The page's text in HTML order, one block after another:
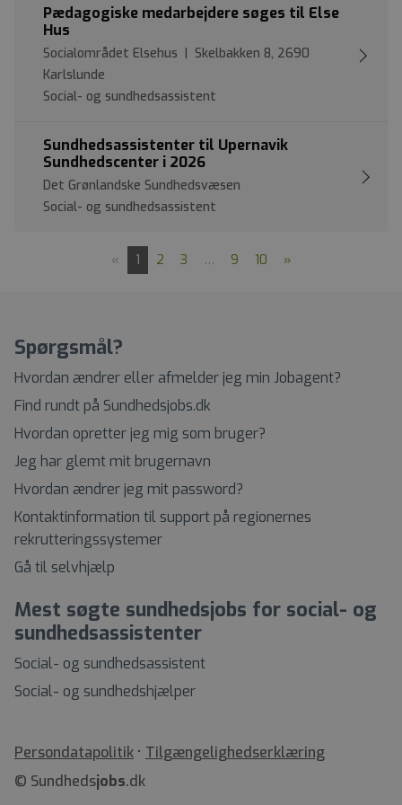
Pædagogiske medarbejdere søges til Else
Hus
Socialområdet Elsehus | Skelbakken 8, 2690
Karlslunde
Social- og sundhedsassistent
Sundhedsassistenter til Upernavik
Sundhedscenter i 2026
Det Grønlandske Sundhedsvæsen
Social- og sundhedsassistent
« 1 2 3 … 9 10 »
Spørgsmål?
Hvordan ændrer eller afmelder jeg min Jobagent?
Find rundt på Sundhedsjobs.dk
Hvordan opretter jeg mig som bruger?
Jeg har glemt mit brugernavn
Hvordan ændrer jeg mit password?
Kontaktinformation til support på regionernes
rekrutteringssystemer
Gå til selvhjælp
Mest søgte sundhedsjobs for social- og
sundhedsassistenter
Social- og sundhedsassistent
Social- og sundhedshjælper
• Tilgængelighedserklæring
© Sundhedsjobs.dk